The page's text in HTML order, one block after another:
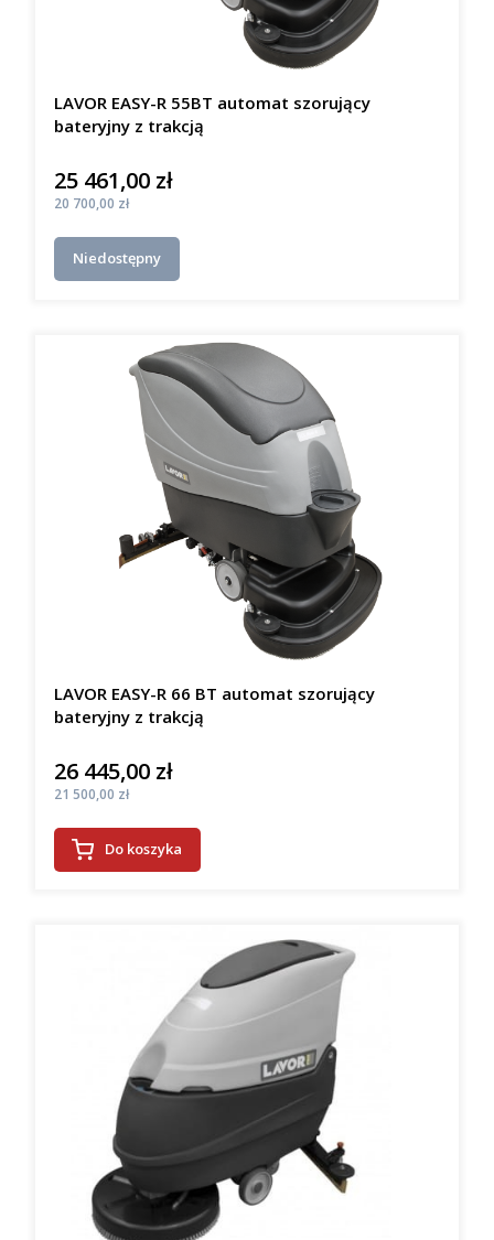
LAVOR EASY-R 55BT automat szorujący
bateryjny z trakcją
Cena
25 461,00 zł
Cena
20 700,00 zł
Niedostępny
LAVOR EASY-R 66 BT automat szorujący
bateryjny z trakcją
Cena
26 445,00 zł
Cena
21 500,00 zł
Do koszyka